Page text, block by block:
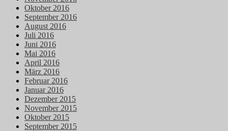
Oktober 2016
September 2016
August 2016
Juli 2016
Juni 2016
Mai 2016
April 2016
März 2016
Februar 2016
Januar 2016
Dezember 2015
November 2015
Oktober 2015
September 2015